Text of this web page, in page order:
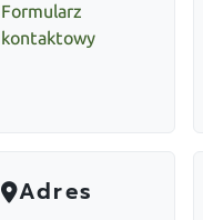
Formularz
kontaktowy
Adres